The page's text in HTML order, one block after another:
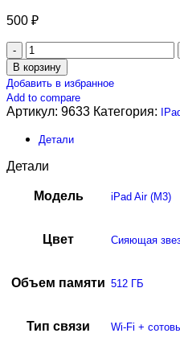
500 ₽
В корзину
Добавить в избранное
Add to compare
Артикул: 9633 Категория:
Детали
Детали
Модель iPad Air (M3)
Цвет Сияющая
Объем памяти 512 ГБ
Тип связи Wi-Fi +